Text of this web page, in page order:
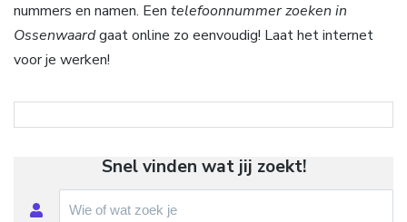
nummers en namen. Een telefoonnummer zoeken in
Ossenwaardgaat online zo eenvoudig! Laat het internet
voor je werken!
Snel vinden wat jij zoekt!